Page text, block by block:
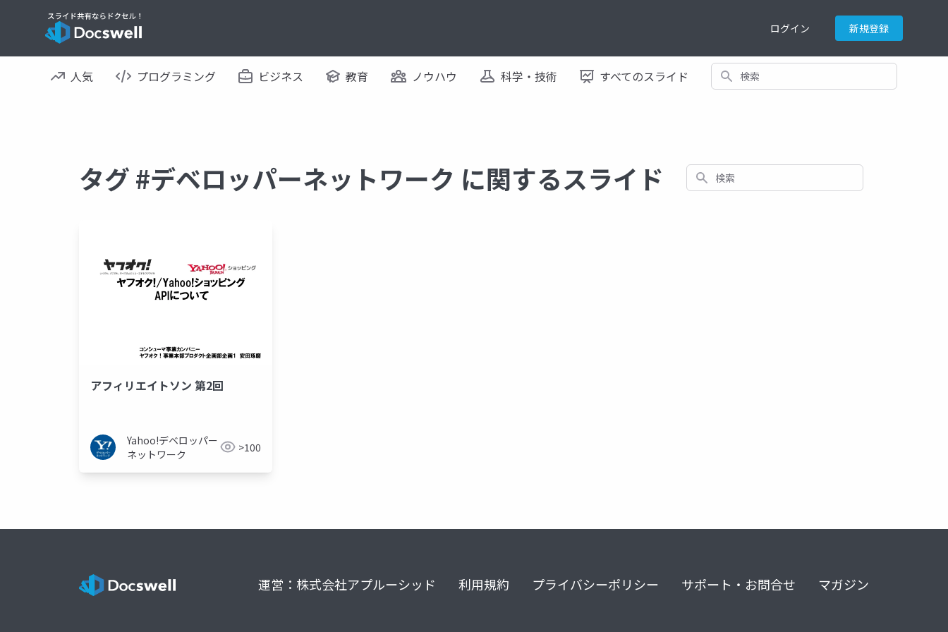
ログイン 新規登録
人気 プログラミング ビジネス 教育 ノウハウ 科学・技術 すべてのスライド 検索
タグ #デベロッパーネットワーク に関するスライド 検索
アフィリエイトソン 第2回
Yahoo!デベロッパー
ネットワーク
>100
運営：株式会社アプルーシッド 利用規約 プライバシーポリシー サポート・お問合せ マガジン